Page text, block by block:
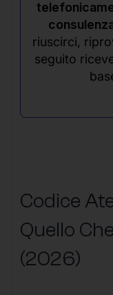
riuscirci,
seguito
Codice
Quello
(2026)